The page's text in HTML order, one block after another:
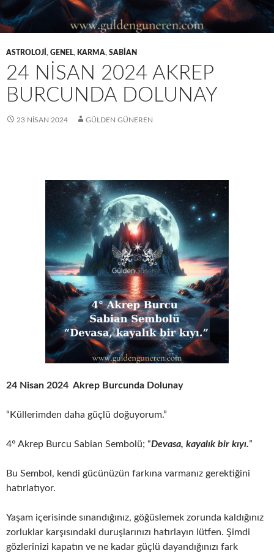
ASTROLOJI , GENEL, KARMA, SABIAN
24 NISAN 2024 AKREP
BURCUNDA DOLUNAY
23 NISAN 2024 GÜLDEN GÜNEREN
24 Nisan 2024 Akrep Burcunda Dolunay
“Küllerimden daha güçlü doğuyorum.”
4° Akrep Burcu Sabian Sembolü; “Devasa, kayalık bir kıyı.”
Bu Sembol, kendi gücünüzün farkına varmanız gerektiğini
hatırlatıyor.
Yaşam içerisinde sınandığınız, göğüslemek zorunda kaldığınız
zorluklar karşısındaki duruşlarınızı hatırlayın lütfen. Şimdi
gözlerinizi kapatın ve ne kadar güçlü dayandığınızı fark